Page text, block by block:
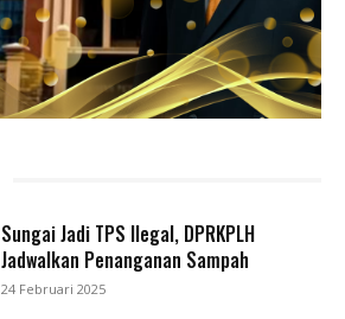
Sungai Jadi TPS Ilegal, DPRKPLH
Jadwalkan Penanganan Sampah
24 Februari 2025